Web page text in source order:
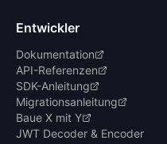
Entwickler
Dokumentation
API-Referenzen
SDK-Anleitung
Migrationsanleitung
Baue X mit Y
JWT Decoder & Encoder